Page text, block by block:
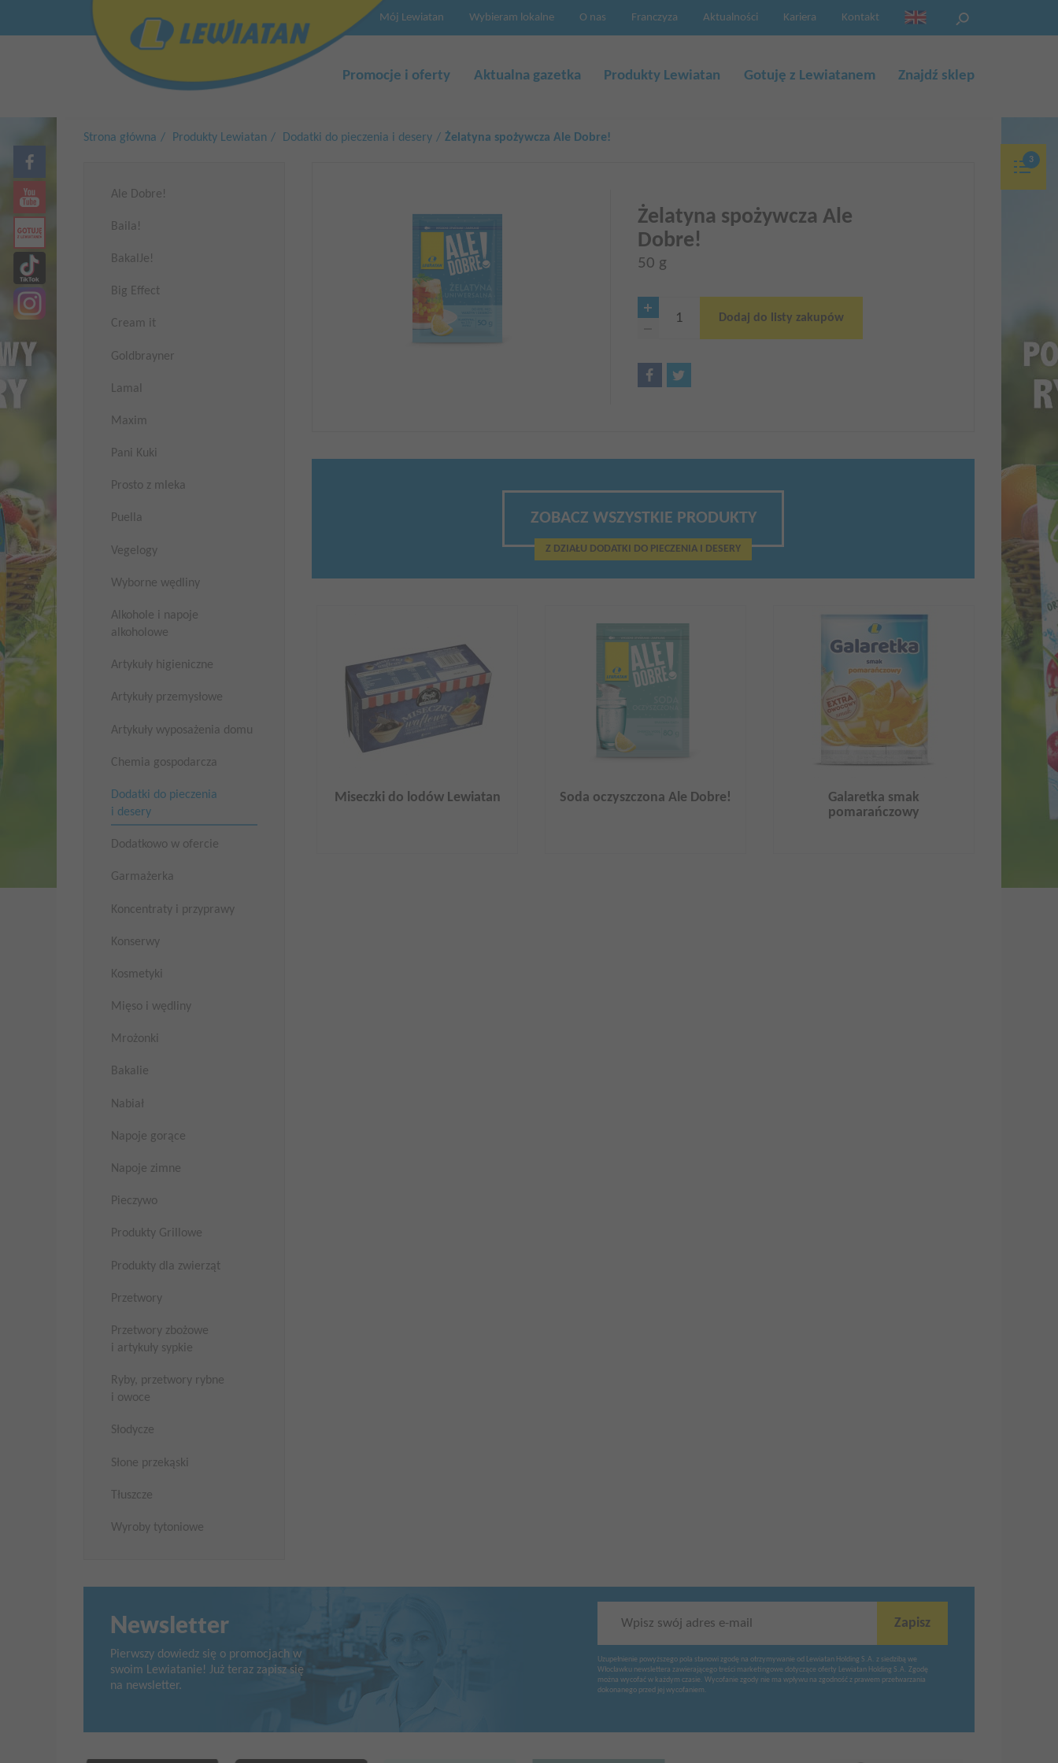
menu
Mój Lewiatan Wybieram lokalne O nas Franczyza Aktualności Kariera
Kontakt
eng
Główna
Promocje i oferty Aktualna gazetka Produkty Lewiatan Gotuję z Lewiatanem Znajdź sklep
Strona główna Produkty Lewiatan Dodatki do pieczenia i desery Żelatyna spożywcza Ale Dobre!
Ale Dobre!
Baila!
BakalJe!
Big Effect
Cream it
Goldbrayner
Lamal
Maxim
Pani Kuki
Prosto z mleka
Puella
Vegelogy
Wyborne wędliny
Alkohole i napoje
alkoholowe
Artykuły higieniczne
Artykuły przemysłowe
Artykuły wyposażenia domu
Chemia gospodarcza
Dodatki do pieczenia
i desery
Dodatkowo w ofercie
Garmażerka
Koncentraty i przyprawy
Konserwy
Kosmetyki
Mięso i wędliny
Mrożonki
Bakalie
Nabiał
Napoje gorące
Napoje zimne
Pieczywo
Produkty Grillowe
Produkty dla zwierząt
Przetwory
Przetwory zbożowe
i artykuły sypkie
Ryby, przetwory rybne
i owoce
Słodycze
Słone przekąski
Tłuszcze
Wyroby tytoniowe
Żelatyna spożywcza Ale
Dobre!
50 g
Dodaj do listy zakupów
ZOBACZ WSZYSTKIE PRODUKTY
Z DZIAŁU DODATKI DO PIECZENIA I DESERY
Miseczki do lodów Lewiatan Soda oczyszczona Ale Dobre!
Galaretka smak
pomarańczowy
Newsletter
Pierwszy dowiedz się o promocjach w
swoim Lewiatanie! Już teraz zapisz się
na newsletter.
Wpisz swój adres e-mail Zapisz
Uzupełnienie powyższego pola stanowi zgodę na otrzymywanie od Lewiatan Holding S.A. z siedzibą we
Włocławku newslettera zawierającego treści marketingowe dotyczące oferty Lewiatan Holding S.A. Zgodę
można wycofać w każdym czasie. Wycofanie zgody nie ma wpływu na zgodność z prawem przetwarzania
dokonanego przed jej wycofaniem.
3